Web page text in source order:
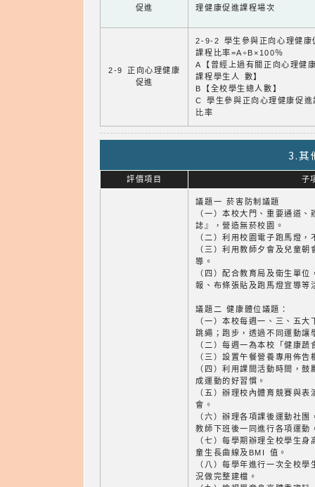
促進
理健康促進課程場次
2-9 正向心理健康
促進
2-9-2 學生參與正向心理健康
課程比率=A÷B×100％
A【曾經上過有關正向心理健
課程學生人 數】
B【全校學生總人數】
C 學生參與正向心理健康促進
比率
3.其
評價項目 子
議題一 菸害防制議題
（一）本校大門、重要通道
誌』，營造無菸校園。
（二）利用校園電子跑馬燈，
（三）利用教師夕會及兒童
導。
（四）配合教育局及衛生單
報、布條張貼及跑馬燈宣導等
議題二 健康體位議題：
（一）本校每週一、三、五
跳繩；跑步，透過不同運動讓
（二）每週一為本校「健康
（三）設置午餐營養專用佈
（四）利用課間活動時間，
成運動的好習慣。
（五）辦理校內體育競賽與
會。
（六）辦理各項課後運動社
教師下班後一同進行各項運動
（七）每學期辦理全校學生
童生長曲線及BMI 值。
（八）每學年進行一次全校
況做完整建檔。